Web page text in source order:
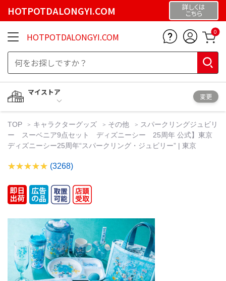
HOTPOTDALONGYI.COM 詳しくは
こちら
HOTPOTDALONGYI.COM 0
マイストア
変更
TOP キャラクターグッズ その他
スパークリングジュビリ
ー スーベニア9点セット ディズニーシー 25周年 公式】東京
ディズニーシー25周年“スパークリング・ジュビリー” | 東京
(3268)